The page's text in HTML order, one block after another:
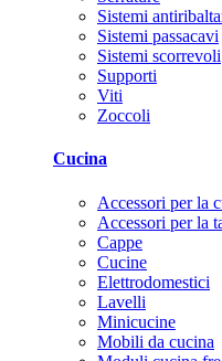
Sistemi
Sistemi passacavi
Sistemi scorrevoli
Supporti
Viti
Zoccoli
Cucina
Accessori per la
Accessori per la
Cappe
Cucine
Elettrodomestici
Lavelli
Minicucine
Mobili da cucina